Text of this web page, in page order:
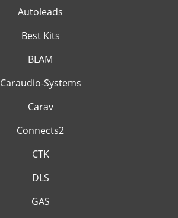
Autoleads
Best Kits
BLAM
Caraudio-Systems
Carav
Connects2
CTK
DLS
GAS